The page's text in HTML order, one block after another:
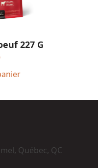
227 G
Québec, QC